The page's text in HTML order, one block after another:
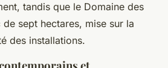
tandis que le Domaine des
sept hectares, mise sur la
des installations.